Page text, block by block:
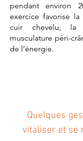
pendant environ
exercice favorise la
cuir chevelu,
musculature péri-
de l’énergie.
Quelques
vitaliser et se